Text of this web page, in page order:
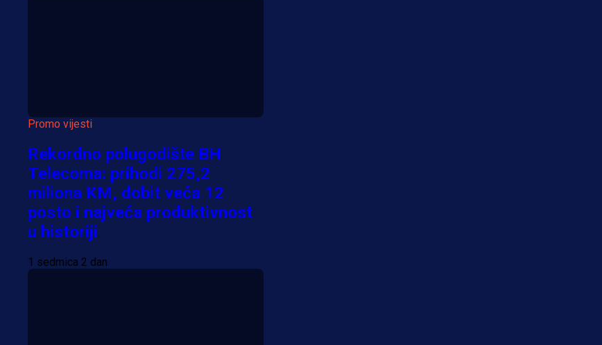
Promo vijesti
Rekordno polugodište BH
Telecoma: prihodi 275,2
miliona KM, dobit veća 12
posto i najveća produktivnost
u historiji
1 sedmica 2 dan